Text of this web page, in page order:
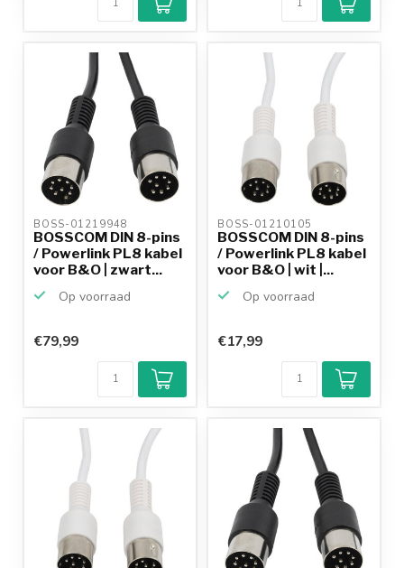
BOSS-01219948
BOSSCOM DIN 8-pins
/ Powerlink PL8 kabel
voor B&O | zwart...
Op voorraad
€79,99
BOSS-01210105
BOSSCOM DIN 8-pins
/ Powerlink PL8 kabel
voor B&O | wit |...
Op voorraad
€17,99